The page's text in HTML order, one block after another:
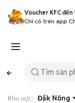
Voucher KFC đến
Chỉ có trên app
Khu vực: Đắk Nông